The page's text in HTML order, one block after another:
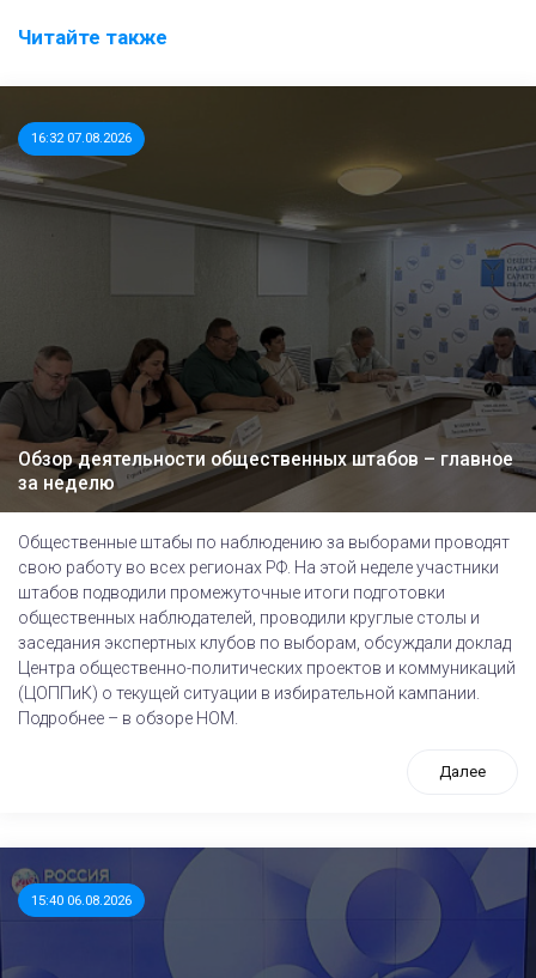
Читайте также
16:32 07.08.2026
Обзор деятельности общественных штабов – главное
за неделю
Общественные штабы по наблюдению за выборами проводят
свою работу во всех регионах РФ. На этой неделе участники
штабов подводили промежуточные итоги подготовки
общественных наблюдателей, проводили круглые столы и
заседания экспертных клубов по выборам, обсуждали доклад
Центра общественно-политических проектов и коммуникаций
(ЦОППиК) о текущей ситуации в избирательной кампании.
Подробнее – в обзоре НОМ.
Далее
15:40 06.08.2026